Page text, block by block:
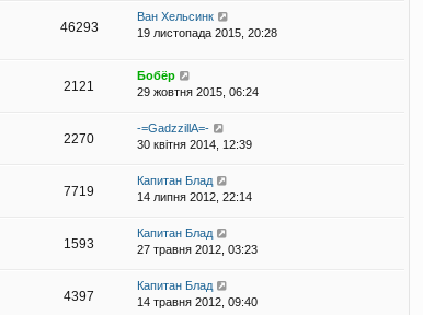
46293
Ван Хельсинк
19 листопада 2015, 20:28
2121
Бобёр
29 жовтня 2015, 06:24
2270
-=GadzzillA=-
30 квітня 2014, 12:39
7719
Капитан Блад
14 липня 2012, 22:14
1593
Капитан Блад
27 травня 2012, 03:23
4397
Капитан Блад
14 травня 2012, 09:40